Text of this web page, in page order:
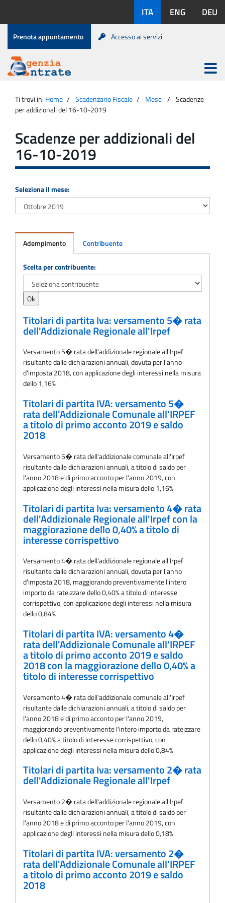
contenuto
disponibili:
ITA ENG DEU
Menu
di
servizio
Prenota appuntamento Accesso ai servizi
Agenzia
Entrate
Apri
menu
principale
Ti trovi in: Home Scadenzario Fiscale Mese
Scadenze
per addizionali del 16-10-2019
Scadenze per addizionali del
16-10-2019
Seleziona il mese:
Adempimento Contribuente
Adempimento
Scelta per contribuente:
Titolari di partita Iva: versamento 5� rata
dell'Addizionale Regionale all'Irpef
Versamento 5� rata dell'addizionale regionale all'Irpef
risultante dalle dichiarazioni annuali, dovuta per l'anno
d'imposta 2018, con applicazione degli interessi nella misura
dello 1,16%
Titolari di partita IVA: versamento 5�
rata dell'Addizionale Comunale all'IRPEF
a titolo di primo acconto 2019 e saldo
2018
Versamento 5� rata dell'addizionale comunale all'Irpef
risultante dalle dichiarazioni annuali, a titolo di saldo per
l'anno 2018 e di primo acconto per l'anno 2019, con
applicazione degli interessi nella misura dello 1,16%
Titolari di partita Iva: versamento 4� rata
dell'Addizionale Regionale all'Irpef con la
maggiorazione dello 0,40% a titolo di
interesse corrispettivo
Versamento 4� rata dell'addizionale regionale all'Irpef
risultante dalle dichiarazioni annuali, dovuta per l'anno
d'imposta 2018, maggiorando preventivamente l'intero
importo da rateizzare dello 0,40% a titolo di interesse
corrispettivo, con applicazione degli interessi nella misura
dello 0,84%
Titolari di partita IVA: versamento 4�
rata dell'Addizionale Comunale all'IRPEF
a titolo di primo acconto 2019 e saldo
2018 con la maggiorazione dello 0,40% a
titolo di interesse corrispettivo
Versamento 4� rata dell'addizionale comunale all'Irpef
risultante dalle dichiarazioni annuali, a titolo di saldo per
l'anno 2018 e di primo acconto per l'anno 2019,
maggiorando preventivamente l'intero importo da rateizzare
dello 0,40% a titolo di interesse corrispettivo, con
applicazione degli interessi nella misura dello 0,84%
Titolari di partita Iva: versamento 2� rata
dell'Addizionale Regionale all'Irpef
Versamento 2� rata delI'addizionale regionale all'Irpef
risultante dalle dichiarazioni annuali, a titolo di saldo per
l'anno 2018 e di primo acconto per l'anno 2019, con
applicazione degli interessi nella misura dello 0,18%
Titolari di partita IVA: versamento 2�
rata dell'Addizionale Comunale all'IRPEF
a titolo di primo acconto 2019 e saldo
2018